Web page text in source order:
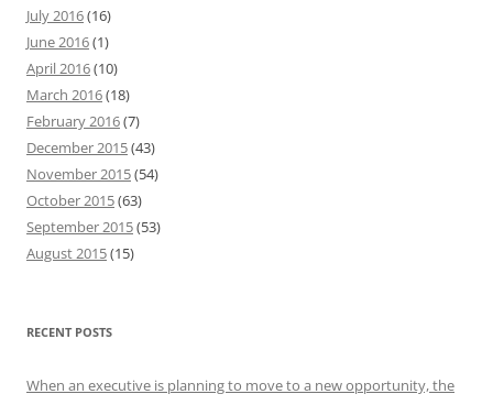
July 2016(16)
June 2016(1)
April 2016(10)
March 2016(18)
February 2016(7)
December 2015(43)
November 2015(54)
October 2015(63)
September 2015(53)
August 2015(15)
RECENT POSTS
When an executive is planning to move to a new opportunity, the